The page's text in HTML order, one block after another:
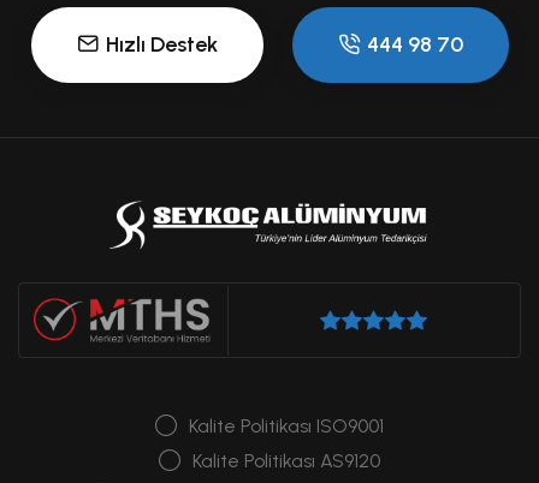
Hızlı Destek 444 98 70
Kalite Politikası ISO9001
Kalite Politikası AS9120